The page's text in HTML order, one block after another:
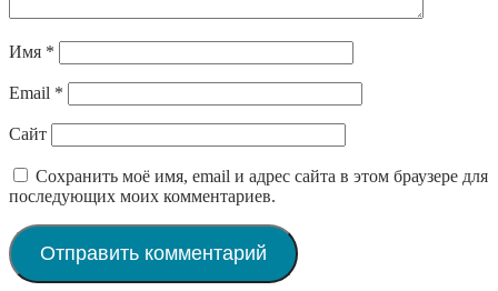
Имя *
Email *
Сайт
Сохранить моё имя, email и адрес сайта в этом браузере для
последующих моих комментариев.